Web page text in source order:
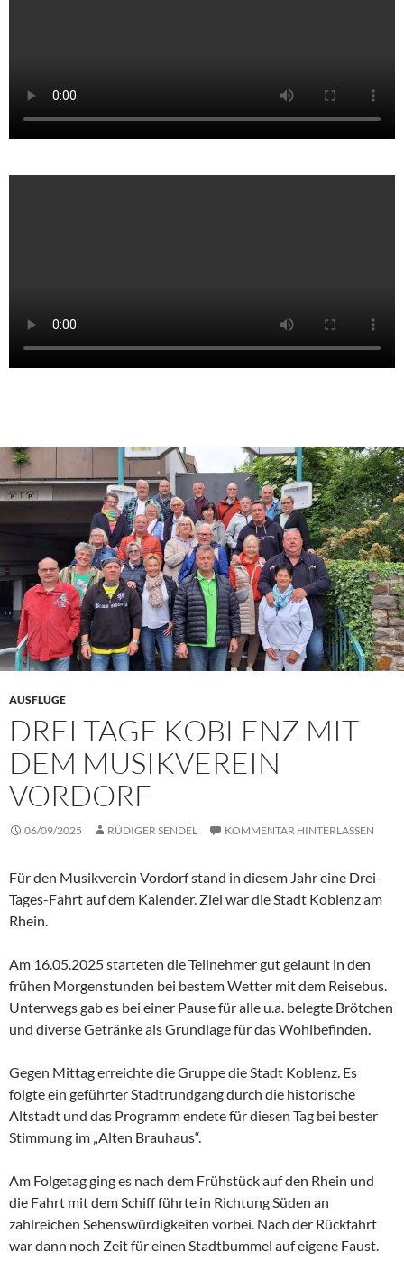
AUSFLÜGE
DREI TAGE KOBLENZ MIT
DEM MUSIKVEREIN
VORDORF
06/09/2025 RÜDIGER SENDEL KOMMENTAR HINTERLASSEN
Für den Musikverein Vordorf stand in diesem Jahr eine Drei-
Tages-Fahrt auf dem Kalender. Ziel war die Stadt Koblenz am
Rhein.
Am 16.05.2025 starteten die Teilnehmer gut gelaunt in den
frühen Morgenstunden bei bestem Wetter mit dem Reisebus.
Unterwegs gab es bei einer Pause für alle u.a. belegte Brötchen
und diverse Getränke als Grundlage für das Wohlbefinden.
Gegen Mittag erreichte die Gruppe die Stadt Koblenz. Es
folgte ein geführter Stadtrundgang durch die historische
Altstadt und das Programm endete für diesen Tag bei bester
Stimmung im „Alten Brauhaus“.
Am Folgetag ging es nach dem Frühstück auf den Rhein und
die Fahrt mit dem Schiff führte in Richtung Süden an
zahlreichen Sehenswürdigkeiten vorbei. Nach der Rückfahrt
war dann noch Zeit für einen Stadtbummel auf eigene Faust.